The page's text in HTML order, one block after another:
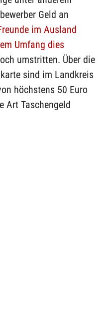
Geld an
im Ausland
Umfang dies
umstritten. Über die
sind im Landkreis
höchstens 50 Euro
Art Taschengeld